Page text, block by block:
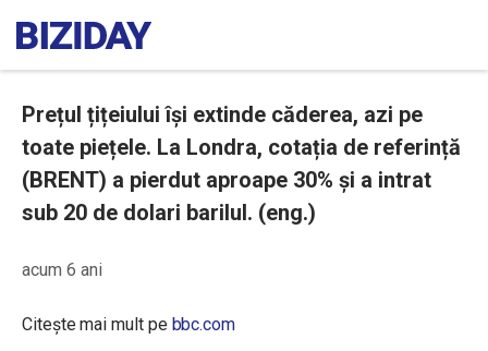
Prețul țițeiului își extinde căderea, azi pe
toate piețele. La Londra, cotația de referință
(BRENT) a pierdut aproape 30% și a intrat
sub 20 de dolari barilul. (eng.)
acum 6 ani
Citește mai mult pe bbc.com